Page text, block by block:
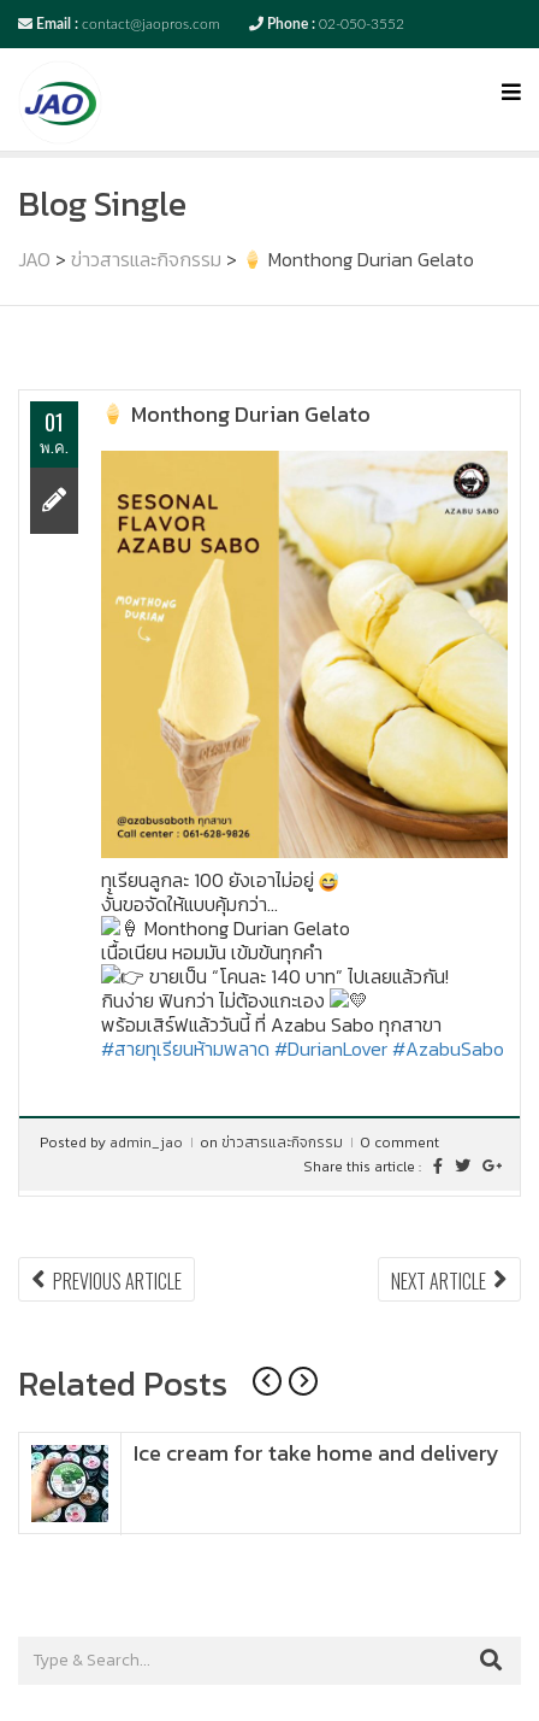
Email : contact@jaopros.com Phone : 02-050-3552
Blog Single
JAO > ข่าวสารและกิจกรรม > Monthong Durian Gelato
01
พ.ค.
Monthong Durian Gelato
ทุเรียนลูกละ 100 ยังเอาไม่อยู่
งั้นขอจัดให้แบบคุ้มกว่า…
Monthong Durian Gelato
เนื้อเนียน หอมมัน เข้มข้นทุกคำ
ขายเป็น “โคนละ 140 บาท” ไปเลยแล้วกัน!
กินง่าย ฟินกว่า ไม่ต้องแกะเอง
พร้อมเสิร์ฟแล้ววันนี้ ที่ Azabu Sabo ทุกสาขา
#สายทุเรียนห้ามพลาด #DurianLover#AzabuSabo
Posted by admin_jao on ข่าวสารและกิจกรรม
0 comment
Share this article :
แนะแนว
PREVIOUS ARTICLEPREVIOUS
ARTICLE:
NEXT ARTICLE
Related Posts
Ice cream for take home and delivery